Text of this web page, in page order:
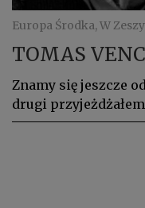
Europa Środka, W
TOMAS
Znamy się jeszcze
drugi